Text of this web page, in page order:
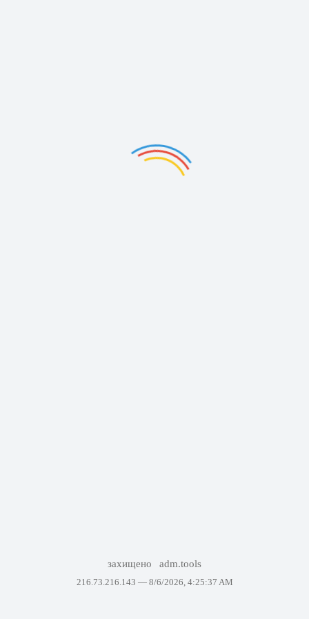
захищено adm.tools
216.73.216.143 — 8/6/2026, 4:25:37 AM